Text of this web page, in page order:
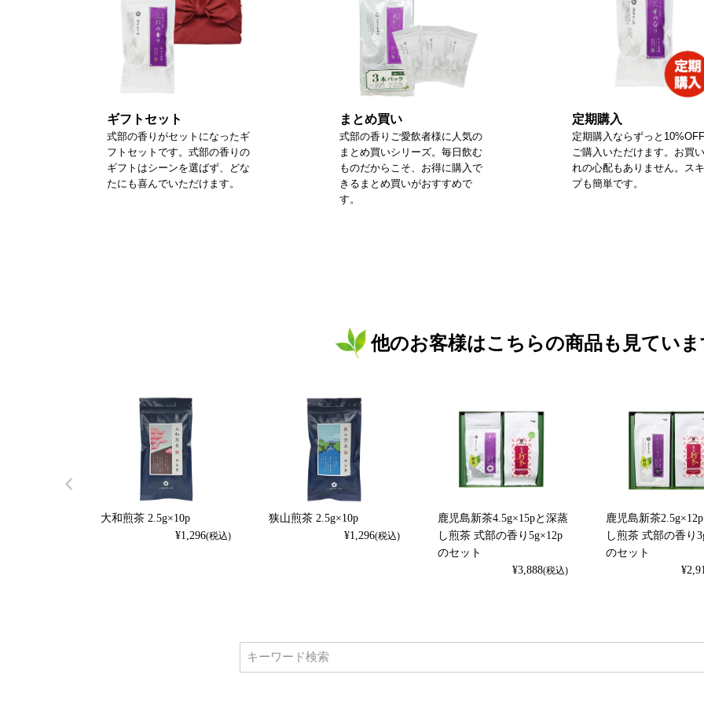
ギフトセット
式部の香りがセットになったギ
フトセットです。式部の香りの
ギフトはシーンを選ばず、どな
たにも喜んでいただけます。
まとめ買い
式部の香りご愛飲者様に人気の
まとめ買いシリーズ。毎日飲む
ものだからこそ、お得に購入で
きるまとめ買いがおすすめで
す。
定期購入
定期購入ならずっと
ご購入いただけます。お買
れの心配もありません。ス
プも簡単です。
他のお客様はこちらの商品も見ていま
大和煎茶 2.5g×10p
¥1,296(税込)
狭山煎茶 2.5g×10p
¥1,296(税込)
鹿児島新茶4.5g×15pと深蒸
し煎茶 式部の香り5g×12p
のセット
¥3,888(税込)
鹿児島新茶
し煎茶 式部の香り
のセット
¥